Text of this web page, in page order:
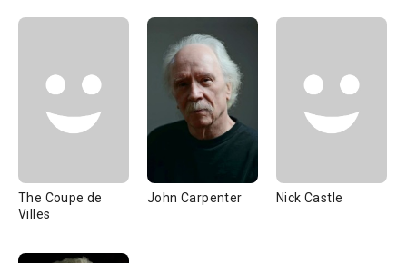
The Coupe de
Villes
John Carpenter Nick Castle